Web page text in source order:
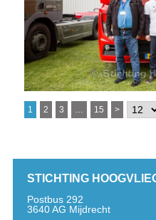
1 2 3 15 >
STICHTING
Postbus 292
3640 AG Mijdrecht